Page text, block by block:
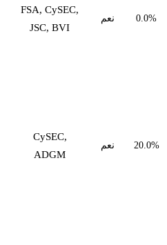
0.0% نعم
FSA, CySEC,
JSC, BVI
20.0% نعم
CySEC,
ADGM